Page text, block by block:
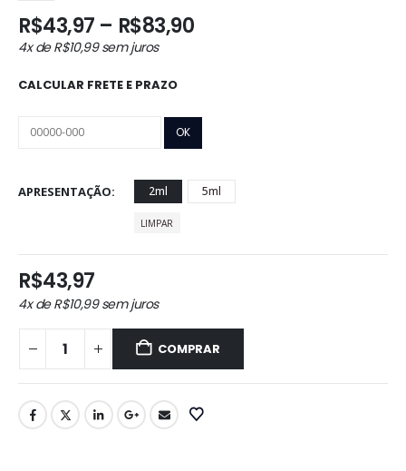
R$43,97 – R$83,90Faixa
R$83,90
4x deR$10,99sem juros
CALCULAR FRETE E PRAZO
APRESENTAÇÃO 2ml 5ml
LIMPAR
R$43,97
4x deR$10,99sem juros
COMPRAR